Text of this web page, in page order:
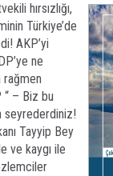
hırsızlığı,
Türkiye’de
AKP’yi
ne
rağmen
“ – Biz bu
seyrederdiniz!
Tayyip Bey
ve kaygı ile